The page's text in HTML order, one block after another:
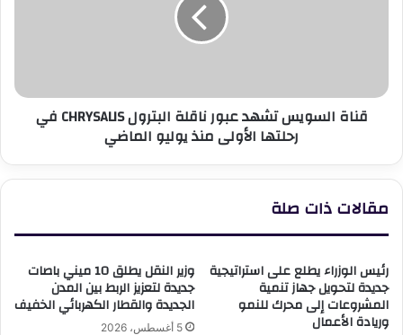
وأسعار
مناسبة
رحلتها
الأولى
قناة السويس تشهد عبور ناقلة البترول CHRYSALIS في
رحلتها الأولى منذ يوليو الماضي
مقالات ذات صلة
رئيس الوزراء يطلع على استراتيجية
جديدة لتحويل جهاز تنمية
المشروعات إلى محرك للنمو
وريادة الأعمال
وزير النقل يطلق 10 ميني باصات
جديدة لتعزيز الربط بين المدن
الجديدة والقطار الكهربائي الخفيف
5 أغسطس، 2026